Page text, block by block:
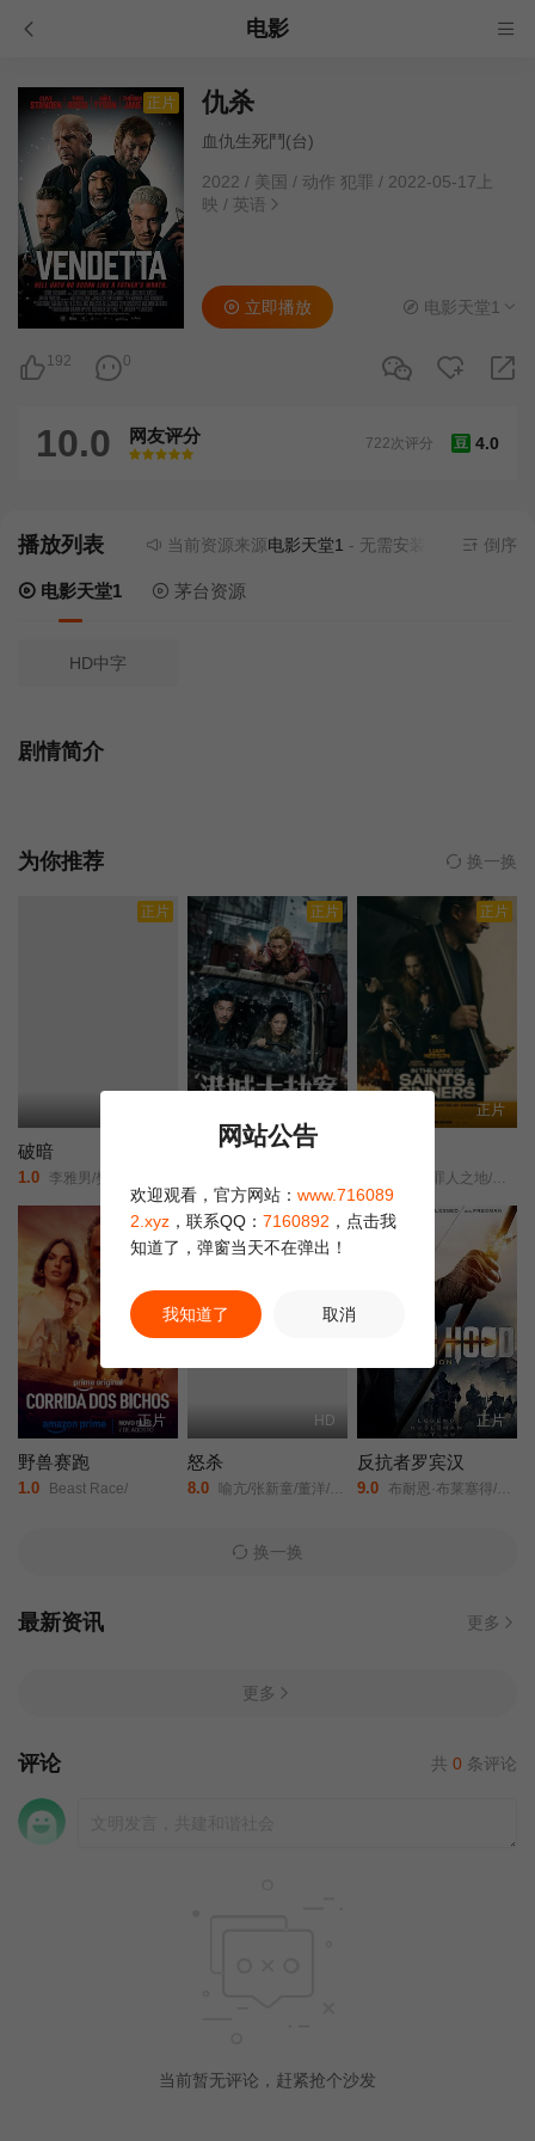
电影
正片 仇杀
血仇生死鬥(台)
2022 / 美国 / 动作 犯罪 / 2022-05-17上
映 / 英语
192 0
立即播放 电影天堂1
10.0 网友评分
很差
较差还行推荐力荐
豆 4.0
722次评分
播放列表 当前资源来源电影天堂1- 无需安装任何插件 倒序
电影天堂1 茅台资源
HD中字
剧情简介
为你推荐 换一换
正片
破暗
1.0 李雅男/樊昱君/娄淇/蒋菲菲/
正片
港城大劫案
正片
正片
圣徒与罪人之地/在圣人和罪人的土地上/
正片
正片
野兽赛跑
1.0 Beast Race/
正片
HD
怒杀
8.0 喻亢/张新童/董洋/刘珂君/
正片
反抗者罗宾汉
9.0 布耐恩·布莱塞得/马丁·福特/克里斯蒂安·奈恩/
换一换
最新资讯 更多
更多
评论 共 0 条评论
当前暂无评论，赶紧抢个沙发
网站公告
欢迎观看，官方网站： www.716089
2.xyz ，联系QQ： 7160892 ，点击我
知道了，弹窗当天不在弹出！
我知道了 取消